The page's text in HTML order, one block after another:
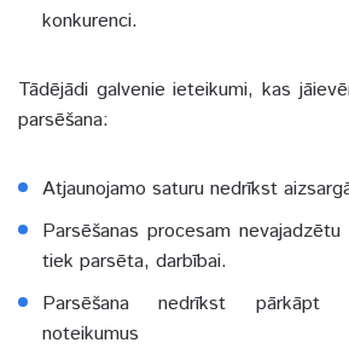
konkurenci.
Tādējādi galvenie ieteikumi, kas
parsēšana:
Atjaunojamo saturu nedrīkst
Parsēšanas procesam
tiek parsēta, darbībai.
Parsēšana nedrīkst pārkāpt
noteikumus